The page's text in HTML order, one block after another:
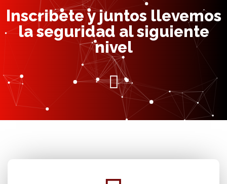
Inscribete y juntos llevemos
la seguridad al siguiente
nivel